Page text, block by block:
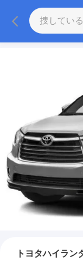
トヨタハイラ